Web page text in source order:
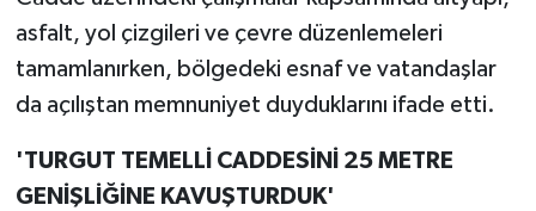
asfalt, yol çizgileri ve çevre düzenlemeleri
tamamlanırken, bölgedeki esnaf ve vatandaşlar
da açılıştan memnuniyet duyduklarını ifade etti.
'TURGUT TEMELLİ CADDESİNİ 25 METRE
GENİŞLİĞİNE KAVUŞTURDUK'